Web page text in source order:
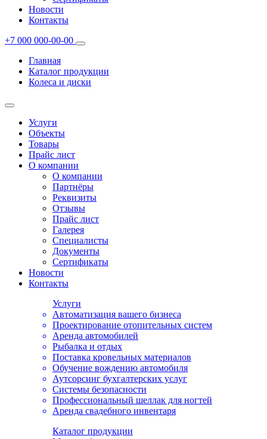
Новости
Контакты
+7 000 000-00-00
Главная
Каталог продукции
Колеса и диски
Услуги
Объекты
Товары
Прайс лист
О компании
О компании
Партнёры
Реквизиты
Отзывы
Прайс лист
Галерея
Специалисты
Документы
Сертификаты
Новости
Контакты
Услуги
Автоматизация вашего бизнеса
Проектирование отопительных систем
Аренда автомобилей
Рыбалка и отдых
Поставка кровельных материалов
Обучение вождению автомобиля
Аутсорсинг бухгалтерских услуг
Системы безопасности
Профессиональный шеллак для ногтей
Аренда свадебного инвентаря
Каталог продукции